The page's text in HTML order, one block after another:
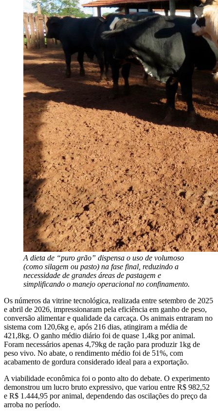
A dieta de “puro grão” dispensa o uso de volumoso
(como silagem ou pasto) na fase final, reduzindo a
necessidade de grandes áreas de pastagem e
simplificando o manejo operacional no confinamento.
Os números da vitrine tecnológica, realizada entre setembro de 2025
e abril de 2026, impressionaram pela eficiência em ganho de peso,
conversão alimentar e qualidade da carcaça. Os animais entraram no
sistema com 120,6kg e, após 216 dias, atingiram a média de
421,8kg. O ganho médio diário foi de quase 1,4kg por animal.
Foram necessários apenas 4,79kg de ração para produzir 1kg de
peso vivo. No abate, o rendimento médio foi de 51%, com
acabamento de gordura considerado ideal para a exportação.
A viabilidade econômica foi o ponto alto do debate. O experimento
demonstrou um lucro bruto expressivo, que variou entre R$ 982,52
e R$ 1.444,95 por animal, dependendo das oscilações do preço da
arroba no período.